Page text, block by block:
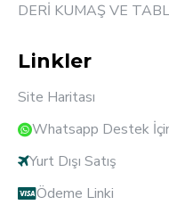
DERİ KUMAŞ VE
Linkler
Site Haritası
Whatsapp Destek İçin
Yurt Dışı Satış
Ödeme Linki